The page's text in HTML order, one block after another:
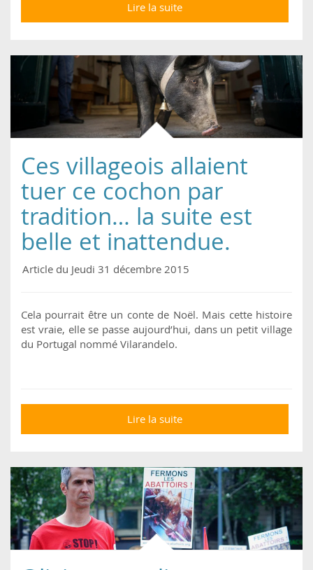
Lire la suite
Je suis heureuse de
Ces villageois allaient
tuer ce cochon par
tradition… la suite est
belle et inattendue.
Article du Jeudi 31 décembre 2015
Cela pourrait être un conte de Noël. Mais cette histoire
est vraie, elle se passe aujourd’hui, dans un petit village
du Portugal nommé Vilarandelo.
Lire la suite
allaient tuer ce cochon